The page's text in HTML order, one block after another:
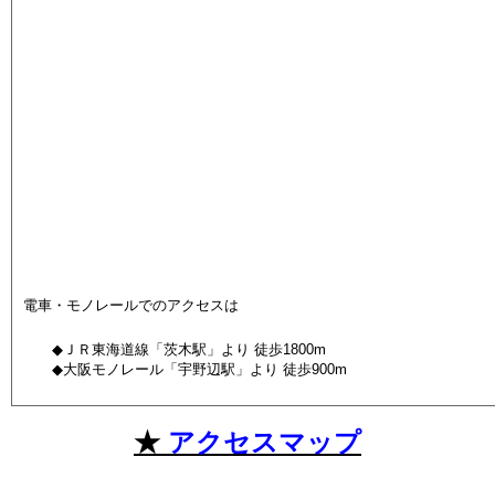
電車・モノレールでのアクセスは
◆ＪＲ東海道線「茨木駅」より 徒歩1800m
◆大阪モノレール「宇野辺駅」より 徒歩900m
★アクセスマップ